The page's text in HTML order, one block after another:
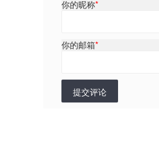
你的昵称*
你的邮箱*
提交评论